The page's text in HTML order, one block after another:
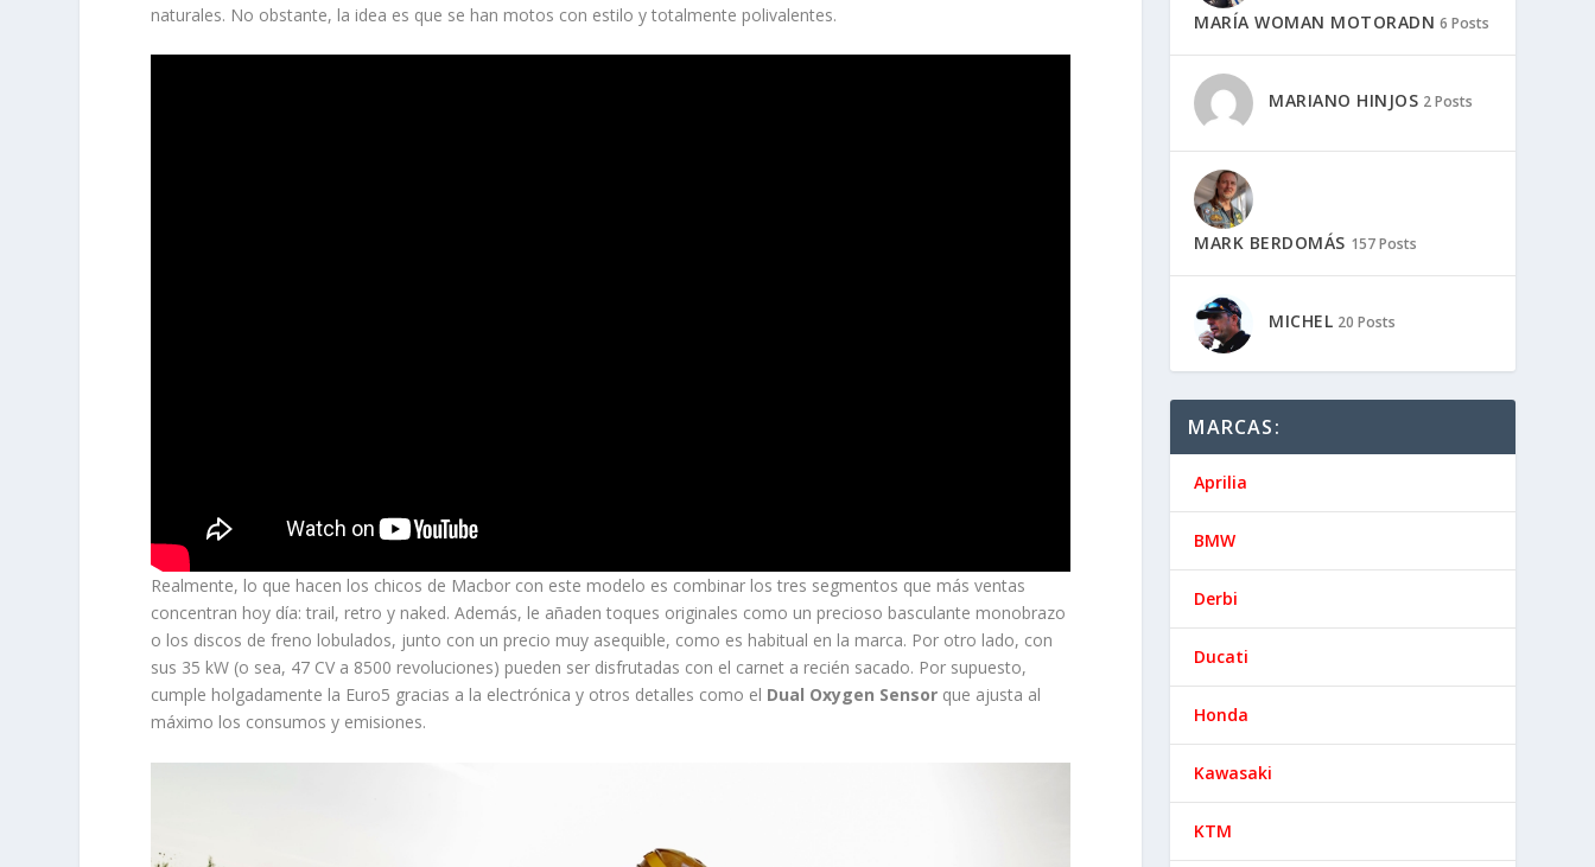
naturales. No obstante, la idea es que se han motos con estilo y totalmente polivalentes.
Realmente, lo que hacen los chicos de Macbor con este modelo es combinar los tres segmentos que más ventas
concentran hoy día: trail, retro y naked. Además, le añaden toques originales como un precioso basculante monobrazo
o los discos de freno lobulados, junto con un precio muy asequible, como es habitual en la marca. Por otro lado, con
sus 35 kW (o sea, 47 CV a 8500 revoluciones) pueden ser disfrutadas con el carnet a recién sacado. Por supuesto,
cumple holgadamente la Euro5 gracias a la electrónica y otros detalles como el Dual Oxygen Sensor que ajusta al
máximo los consumos y emisiones.
MARÍA WOMAN MOTORADN 6 Posts
MARIANO HINJOS 2 Posts
MARK BERDOMÁS 157 Posts
MICHEL 20 Posts
MARCAS:
Aprilia
BMW
Derbi
Ducati
Honda
Kawasaki
KTM